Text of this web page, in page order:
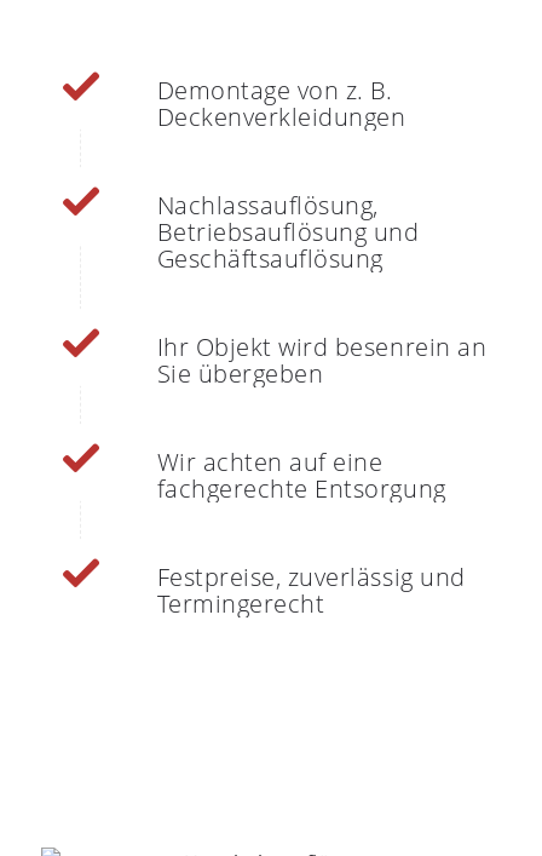
Demontage von z. B.
Deckenverkleidungen
Nachlassauflösung,
Betriebsauflösung und
Geschäftsauflösung
Ihr Objekt wird besenrein an
Sie übergeben
Wir achten auf eine
fachgerechte Entsorgung
Festpreise, zuverlässig und
Termingerecht